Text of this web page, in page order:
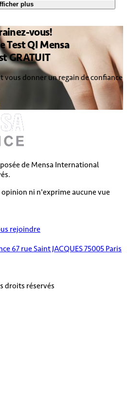
plus
-vous!
Test QI Mensa
GRATUIT
vous donner un regain de confiance
de Mensa International
ni n'exprime aucune vue
rejoindre
67 rue Saint JACQUES 75005 Paris
droits réservés